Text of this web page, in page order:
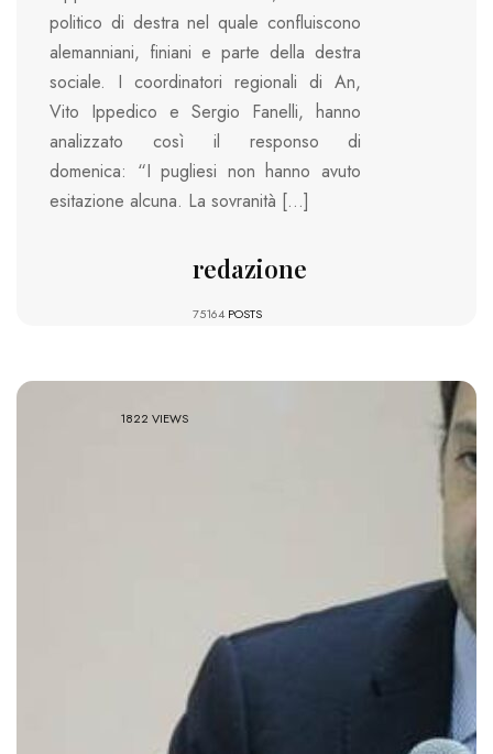
politico di destra nel quale confluiscono
alemanniani, finiani e parte della destra
sociale. I coordinatori regionali di An,
Vito Ippedico e Sergio Fanelli, hanno
analizzato così il responso di
domenica: “I pugliesi non hanno avuto
esitazione alcuna. La sovranità […]
redazione
75164 POSTS
1822 VIEWS